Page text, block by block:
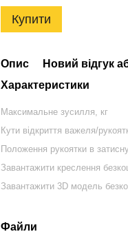
Купити
Опис Новий відгук
Характеристики
Максимальне зусилля, кг
Кути відкриття важеля/
Положення рукоятки в
Завантажити креслення
Завантажити 3D модель
Файли